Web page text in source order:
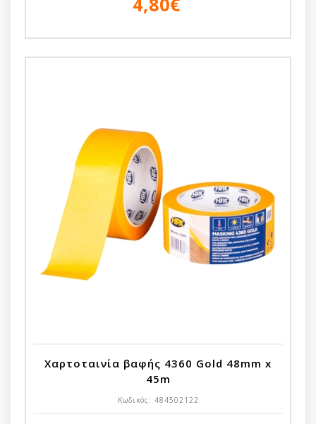
Χαρτοταινία βαφής 4360 Gold 48mm x
45m
Κωδικός: 484502122